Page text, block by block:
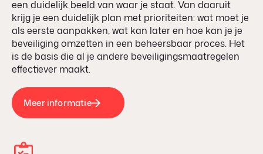
een duidelijk beeld van waar je staat. Van daaruit
krijg je een duidelijk plan met prioriteiten: wat moet je
als eerste aanpakken, wat kan later en hoe kan je je
beveiliging omzetten in een beheersbaar proces. Het
is de basis die al je andere beveiligingsmaatregelen
effectiever maakt.
Meer informatie